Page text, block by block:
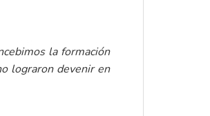
la formación
lograron devenir en